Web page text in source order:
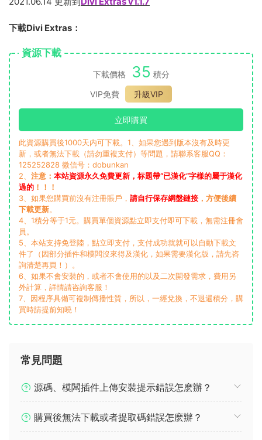
下載Divi Extras：
資源下載
下載價格 35 積分
VIP免費
升級VIP
立即購買
此資源購買後1000天内可下載。1、如果您遇到版本沒有及時更
新，或者無法下載（請勿重複支付）等問題，請聯系客服QQ：
125252828 微信号：dobunkan
2、 注意： 本站資源永久免費更新，标題帶“已漢化”字樣的屬于漢化
過的 ！！！
3、如果您購買前沒有注冊賬戶， 請自行保存網盤鏈接 ，方便後續
下載更新。
4、1積分等于1元。購買單個資源點立即支付即可下載，無需注冊會
員。
5、本站支持免登陸，點立即支付，支付成功就就可以自動下載文
件了（因部分插件和模闆沒來得及漢化，如果需要漢化版，請先咨
詢清楚再買！）。
6、如果不會安裝的，或者不會使用的以及二次開發需求，費用另
外計算，詳情請咨詢客服！
7、因程序具備可複制傳播性質，所以，一經兌換，不退還積分，購
買時請提前知曉！
常見問題
源碼、模闆插件上傳安裝提示錯誤怎麽辦？
購買後無法下載或者提取碼錯誤怎麽辦？